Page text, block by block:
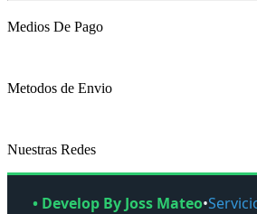
Medios De Pago
Metodos de Envio
Nuestras Redes
• Develop By Joss Mateo•